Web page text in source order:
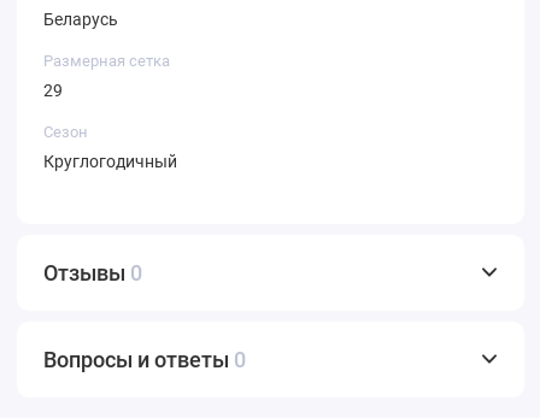
Беларусь
Размерная сетка
29
Сезон
Круглогодичный
Отзывы 0
Вопросы и ответы 0